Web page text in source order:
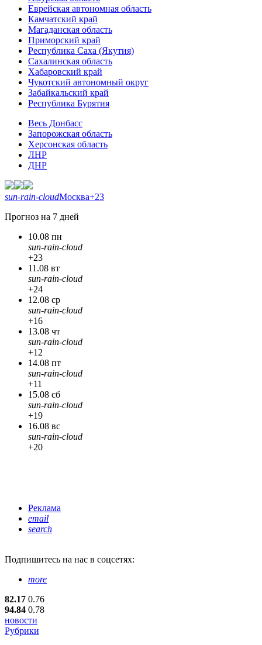
Еврейская автономная область
Камчатский край
Магаданская область
Приморский край
Республика Саха (Якутия)
Сахалинская область
Хабаровский край
Чукотский автономный округ
Забайкальский край
Республика Бурятия
Весь Донбасс
Запорожская область
Херсонская область
ЛНР
ДНР
sun-rain-cloudМосква+23
Прогноз на 7 дней
10.08 пн
sun-rain-cloud
+23
11.08 вт
sun-rain-cloud
+24
12.08 ср
sun-rain-cloud
+16
13.08 чт
sun-rain-cloud
+12
14.08 пт
sun-rain-cloud
+11
15.08 сб
sun-rain-cloud
+19
16.08 вс
sun-rain-cloud
+20
Реклама
email
search
Подпишитесь на нас в соцсетях:
more
82.17 0.76
94.84 0.78
новости
Рубрики